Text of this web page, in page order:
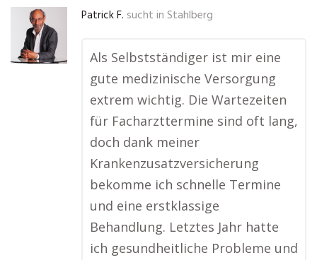
Patrick F. sucht in Stahlberg
Als Selbstständiger ist mir eine
gute medizinische Versorgung
extrem wichtig. Die Wartezeiten
für Facharzttermine sind oft lang,
doch dank meiner
Krankenzusatzversicherung
bekomme ich schnelle Termine
und eine erstklassige
Behandlung. Letztes Jahr hatte
ich gesundheitliche Probleme und